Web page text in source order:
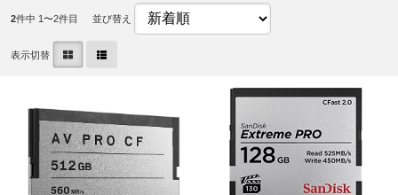
2件中 1〜2件目 並び替え
表示切替